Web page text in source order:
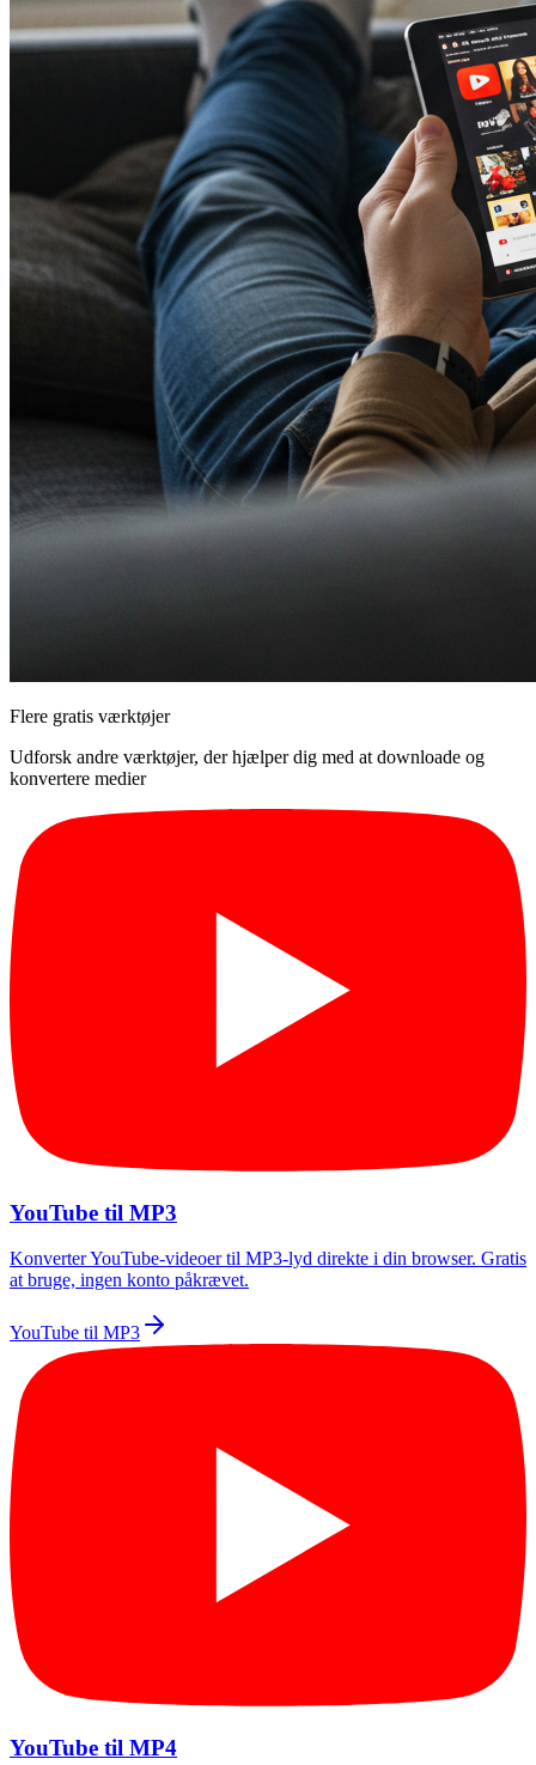
Flere gratis værktøjer
Udforsk andre værktøjer, der hjælper dig med at downloade og
konvertere medier
YouTube til MP3
Konverter YouTube-videoer til MP3-lyd direkte i din browser. Gratis
at bruge, ingen konto påkrævet.
YouTube til MP3
YouTube til MP4